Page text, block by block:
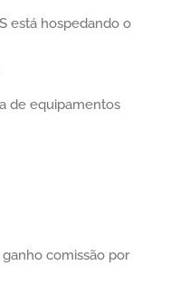
está hospedando o
de equipamentos
comissão por